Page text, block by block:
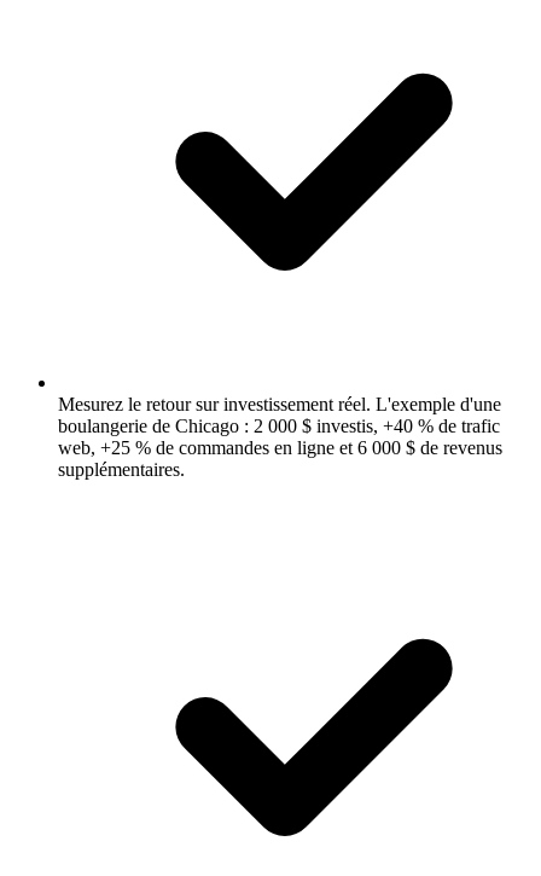
Mesurez le retour sur investissement réel. L'exemple d'une
boulangerie de Chicago : 2 000 $ investis, +40 % de trafic
web, +25 % de commandes en ligne et 6 000 $ de revenus
supplémentaires.